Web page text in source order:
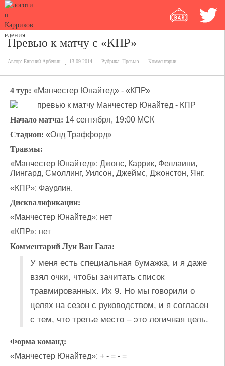
Превью к матчу с «КПР»
Автор: Евгений Арбенин 13.09.2014 Рубрика: Превью Комментарии
4 тур: «Манчестер Юнайтед» - «КПР»
Начало матча: 14 сентября, 19:00 МСК
Стадион: «Олд Траффорд»
Травмы:
«Манчестер Юнайтед»: Джонс, Каррик, Феллаини,
Лингард, Смоллинг, Уилсон, Джеймс, Джонстон, Янг.
«КПР»: Фаурлин.
Дисквалификации:
«Манчестер Юнайтед»: нет
«КПР»: нет
Комментарий Луи Ван Гала:
У меня есть специальная бумажка, и я даже
взял очки, чтобы зачитать список
травмированных. Их 9. Но мы говорили о
целях на сезон с руководством, и я согласен
с тем, что третье место – это логичная цель.
Форма команд:
«Манчестер Юнайтед»: + - = - =